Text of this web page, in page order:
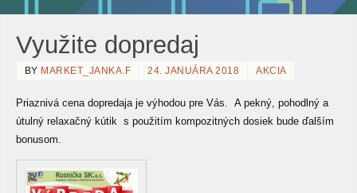
Využite dopredaj
BY MARKET_JANKA.F 24. JANUÁRA 2018 AKCIA
Priaznivá cena dopredaja je výhodou pre Vás. A pekný, pohodlný a
útulný relaxačný kútik s použitím kompozitných dosiek bude ďalším
bonusom.